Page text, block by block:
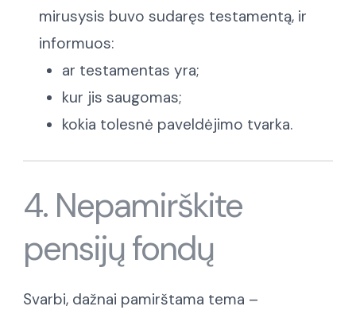
mirusysis buvo sudaręs testamentą, ir
informuos:
ar testamentas yra;
kur jis saugomas;
kokia tolesnė paveldėjimo tvarka.
4. Nepamirškite
pensijų fondų
Svarbi, dažnai pamirštama tema –